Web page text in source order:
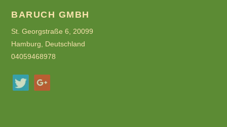
BARUCH GMBH
St. Georgstraße 6, 20099
Hamburg, Deutschland
04059468978